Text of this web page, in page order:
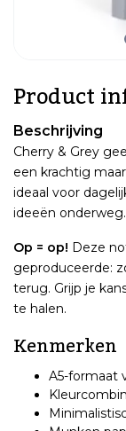
Product
Beschrijving
Cherry & Grey
een krachtig
ideaal voor
ideeën onderweg.
Op = op! Deze
geproduceerde:
terug. Grijp je
te halen.
Kenmerken
A5-formaat